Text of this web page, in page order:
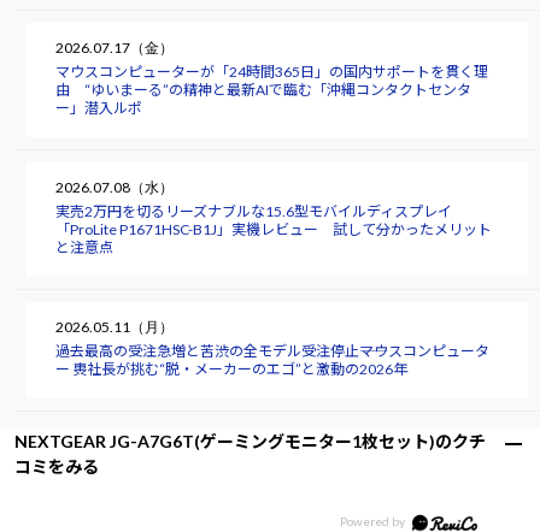
2026.07.17（金）
マウスコンピューターが「24時間365日」の国内サポートを貫く理
由 “ゆいまーる”の精神と最新AIで臨む「沖縄コンタクトセンタ
ー」潜入ルポ
2026.07.08（水）
実売2万円を切るリーズナブルな15.6型モバイルディスプレイ
「ProLite P1671HSC-B1J」実機レビュー 試して分かったメリット
と注意点
2026.05.11（月）
過去最高の受注急増と苦渋の全モデル受注停止――マウスコンピュータ
ー 軣社長が挑む“脱・メーカーのエゴ”と激動の2026年
NEXTGEAR JG-A7G6T(ゲーミングモニター1枚セット)のクチ
コミをみる